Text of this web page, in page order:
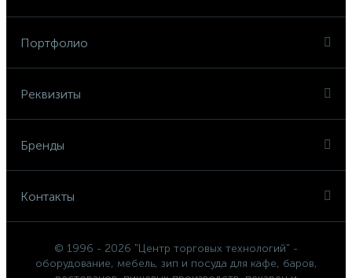
Портфолио
Реквизиты
Бренды
Контакты
© 1996 - 2026 "Центр торговых технологий" -
оборудование, мебель, зип и посуда для кафе, баров,